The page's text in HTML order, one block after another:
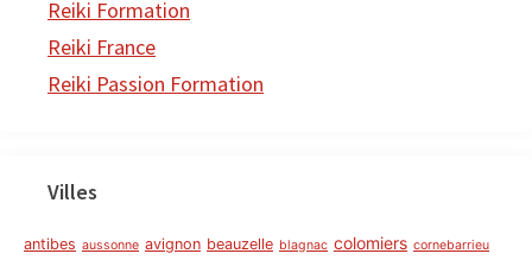
Reiki Formation
Reiki France
Reiki Passion Formation
Villes
antibes aussonne avignon beauzelle blagnac colomiers cornebarrieu